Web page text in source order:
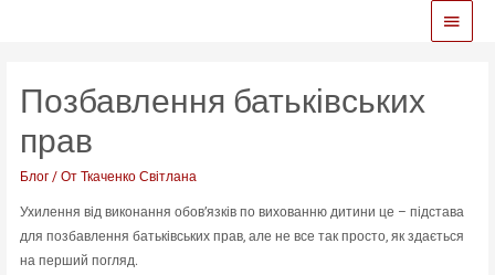
Позбавлення батьківських
прав
Блог / От Ткаченко Світлана
Ухилення від виконання обов’язків по вихованню дитини це – підстава
для позбавлення батьківських прав, але не все так просто, як здається
на перший погляд.